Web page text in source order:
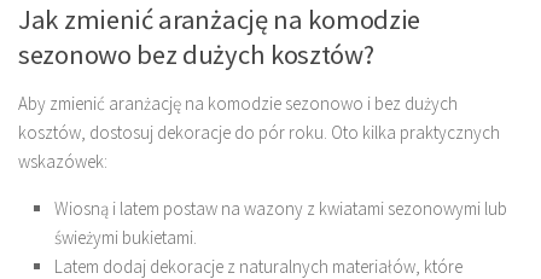
Jak zmienić aranżację na komodzie
sezonowo bez dużych kosztów?
Aby zmienić aranżację na komodzie sezonowo i bez dużych
kosztów, dostosuj dekoracje do pór roku. Oto kilka praktycznych
wskazówek:
Wiosną i latem postaw na wazony z kwiatami sezonowymi lub
świeżymi bukietami.
Latem dodaj dekoracje z naturalnych materiałów, które